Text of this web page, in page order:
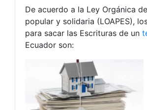
De acuerdo a la Ley Orgánica
popular y solidaria (LOAPES),
para sacar las Escrituras de un
Ecuador son: